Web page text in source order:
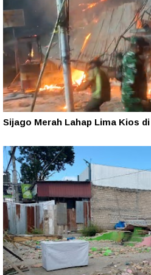
Sijago Merah Lahap Lima Kios